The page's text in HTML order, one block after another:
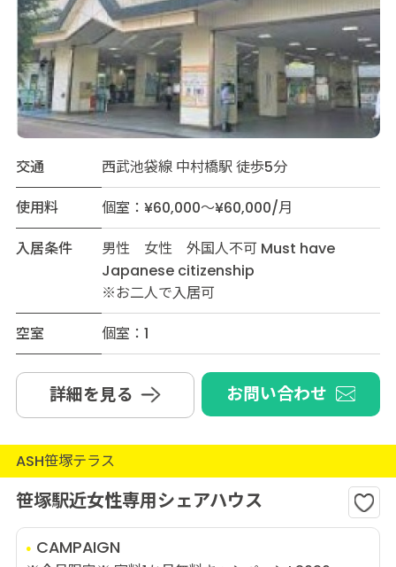
交通
西武池袋線 中村橋駅 徒歩5分
使用料
個室：¥60,000～¥60,000/月
入居条件
男性 女性 外国人不可 Must have
Japanese citizenship
※お二人で入居可
空室
個室：1
詳細を見る お問い合わせ
ASH笹塚テラス
笹塚駅近女性専用シェアハウス
CAMPAIGN